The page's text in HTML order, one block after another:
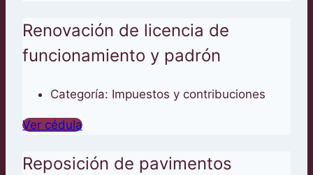
Renovación de licencia de
funcionamiento y padrón
Categoría: Impuestos y contribuciones
Ver cédula
Reposición de pavimentos